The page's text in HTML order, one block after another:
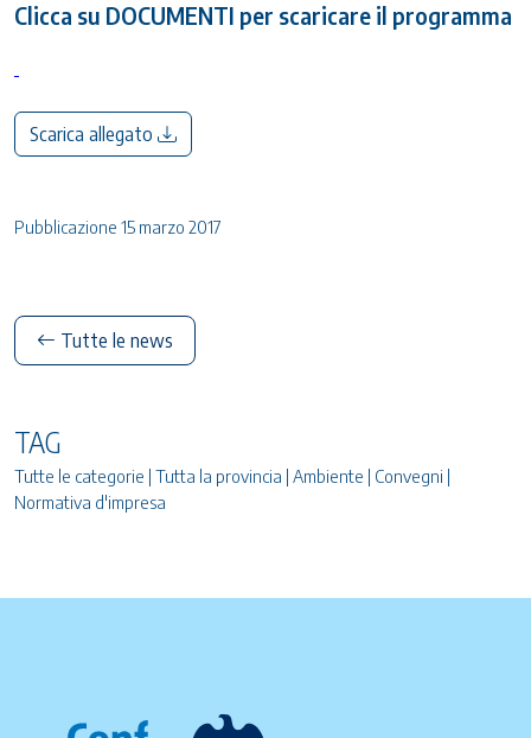
Clicca su DOCUMENTI per scaricare il programma
Scarica allegato
Pubblicazione 15 marzo 2017
Tutte le news
TAG
Tutte le categorie | Tutta la provincia | Ambiente | Convegni |
Normativa d'impresa